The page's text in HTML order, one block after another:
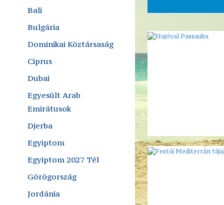
Bali
Bulgária
Dominikai Köztársaság
Ciprus
Dubai
Egyesült Arab
Emirátusok
Djerba
Egyiptom
Egyiptom 2027 Tél
Görögország
Jordánia